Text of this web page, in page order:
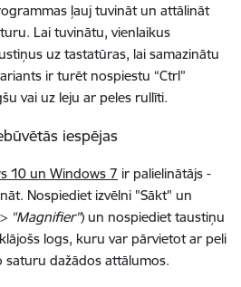
ļauj tuvināt un attālināt
Lai tuvinātu, vienlaikus
uz tastatūras, lai samazinātu
ir turēt nospiestu “Ctrl”
vai uz leju ar peles rullīti.
iespējas
10 un Windows 7 ir palielinātājs -
Nospiediet izvēlni "Sākt" un
"Magnifier") un nospiediet taustiņu
logs, kuru var pārvietot ar peli
saturu dažādos attālumos.